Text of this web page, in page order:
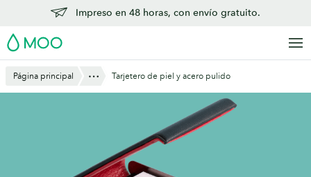
contenido
principal
Impreso en 48 horas, con envío gratuito.
MOO
Página principal Mostrar todo
Tarjetero de piel y acero pulido